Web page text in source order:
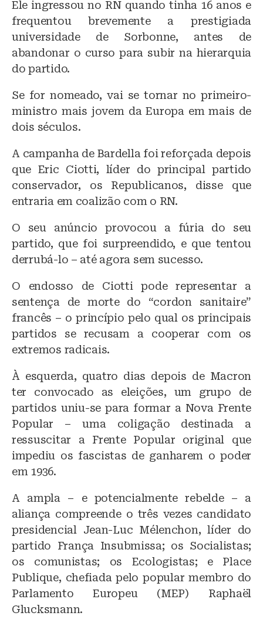
Ele ingressou no RN quando tinha 16 anos e
frequentou brevemente a prestigiada
universidade de Sorbonne, antes de
abandonar o curso para subir na hierarquia
do partido.
Se for nomeado, vai se tornar no primeiro-
ministro mais jovem da Europa em mais de
dois séculos.
A campanha de Bardella foi reforçada depois
que Eric Ciotti, líder do principal partido
conservador, os Republicanos, disse que
entraria em coalizão com o RN.
O seu anúncio provocou a fúria do seu
partido, que foi surpreendido, e que tentou
derrubá-lo – até agora sem sucesso.
O endosso de Ciotti pode representar a
sentença de morte do “cordon sanitaire”
francês – o princípio pelo qual os principais
partidos se recusam a cooperar com os
extremos radicais.
À esquerda, quatro dias depois de Macron
ter convocado as eleições, um grupo de
partidos uniu-se para formar a Nova Frente
Popular – uma coligação destinada a
ressuscitar a Frente Popular original que
impediu os fascistas de ganharem o poder
em 1936.
A ampla – e potencialmente rebelde – a
aliança compreende o três vezes candidato
presidencial Jean-Luc Mélenchon, líder do
partido França Insubmissa; os Socialistas;
os comunistas; os Ecologistas; e Place
Publique, chefiada pelo popular membro do
Parlamento Europeu (MEP) Raphaël
Glucksmann.